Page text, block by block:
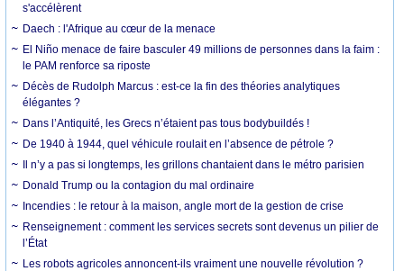
s'accélèrent
Daech : l'Afrique au cœur de la menace
El Niño menace de faire basculer 49 millions de personnes dans la faim :
le PAM renforce sa riposte
Décès de Rudolph Marcus : est-ce la fin des théories analytiques
élégantes ?
Dans l’Antiquité, les Grecs n’étaient pas tous bodybuildés !
De 1940 à 1944, quel véhicule roulait en l’absence de pétrole ?
Il n’y a pas si longtemps, les grillons chantaient dans le métro parisien
Donald Trump ou la contagion du mal ordinaire
Incendies : le retour à la maison, angle mort de la gestion de crise
Renseignement : comment les services secrets sont devenus un pilier de
l’État
Les robots agricoles annoncent-ils vraiment une nouvelle révolution ?